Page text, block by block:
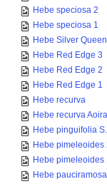
Hebe speciosa 2
Hebe speciosa 1
Hebe Silver Queen
Hebe Red Edge 3
Hebe Red Edge 2
Hebe Red Edge 1
Hebe recurva
Hebe recurva Aoira
Hebe pinguifolia
Hebe pimeleoides
Hebe pimeleoides
Hebe